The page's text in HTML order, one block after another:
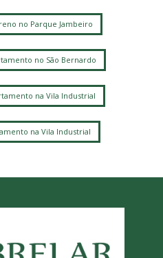
no Parque Jambeiro
no São Bernardo
na Vila Industrial
na Vila Industrial